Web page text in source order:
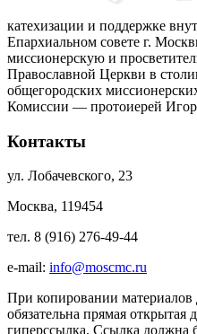
катехизации и поддержке
Епархиальном совете г.
миссионерскую и
Православной Церкви в
общегородских
Комиссии — протоиерей
Контакты
ул. Лобачевского, 23
Москва, 119454
тел. 8 (916) 276-49-44
e-mail: info@moscmc.ru
При копировании материалов
обязательна прямая открытая
гиперссылка. Ссылка должна